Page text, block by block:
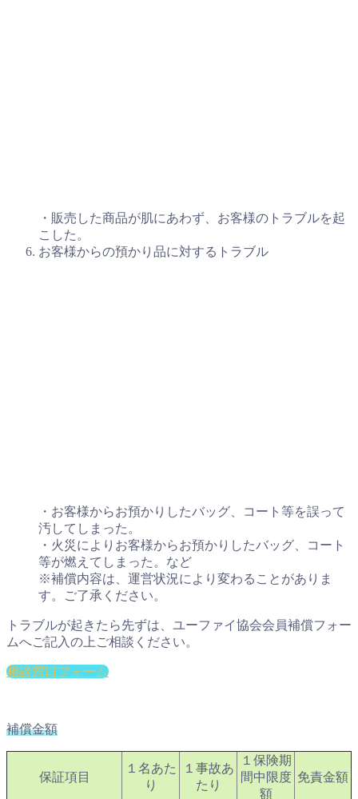
・販売した商品が肌にあわず、お客様のトラブルを起
こした。
お客様からの預かり品に対するトラブル
・お客様からお預かりしたバッグ、コート等を誤って
汚してしまった。
・火災によりお客様からお預かりしたバッグ、コート
等が燃えてしまった。など
※補償内容は、運営状況により変わることがありま
す。ご了承ください。
トラブルが起きたら先ずは、ユーファイ協会会員補償フォー
ムへご記入の上ご相談ください。
相談窓口フォーム
補償金額
保証項目
１名あた
り
１事故あ
たり
１保険期
間中限度
額
免責金額